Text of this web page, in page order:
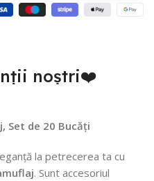
noștri❤️
Set de 20 Bucăți
la petrecerea ta cu
. Sunt accesoriul